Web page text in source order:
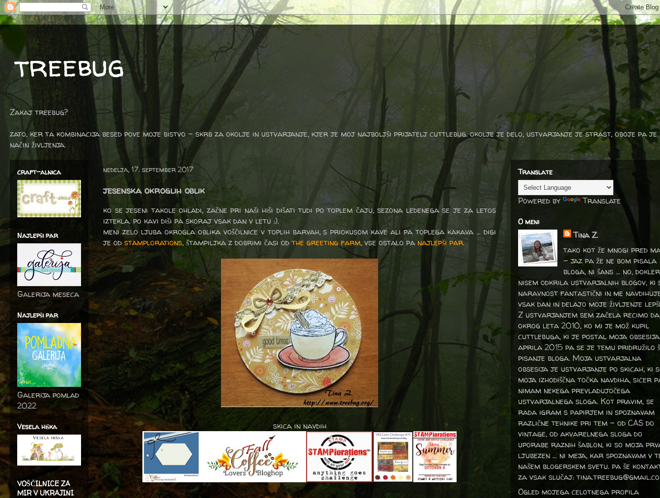
treebug
Zakaj treebug?
zato, ker ta kombinacija besed pove moje bistvo - skrb za okolje in ustvarjanje, kjer je moj najboljši prijatelj cuttlebug. okolje je delo, ustvarjanje je strast, oboje pa je
način življenja.
nedelja, 17. september 2017
jesenska okroglih oblik
ko se jeseni takole ohladi, začne pri naši hiši dišati tudi po toplem čaju, sezona ledenega se je za letos
iztekla. po kavi diši pa skoraj vsak dan v letu :).
meni zelo ljuba okrogla oblika voščilnice v toplih barvah, s priokusom kave ali pa toplega kakava ... digi
je odstamplorations, štampiljka z dobrimi časi odthe greeting farm, vse ostalo pa najlepši par.
skica in navdih
craft-alnica
Najlepši par
Galerija meseca
Najlepši par
Galerija pomlad
2022
Vesela hiška
VOŠČILNICE ZA
MIR V UKRAJINI
Translate
Powered by Translate
O meni
Tina Z.
tako kot že mnogi pred
- jaz pa že ne bom pisala
bloga, ni šans ... no, dokler
nisem odkrila ustvarjalnih blogov, ki
naravnost fantastični in me
vsak dan in delajo moje življenje
Z ustvarjanjem sem začela recimo da
okrog leta 2010, ko mi je mož kupil
cuttlebuga, ki je postal moja
aprila 2015 pa se je temu pridružilo
pisanje bloga. Moja ustvarjalna
obsesija je ustvarjanje po skicah, ki
moja izhodiščna točka navdiha, sicer
nimam nekega prevladujočega
ustvarjalnega sloga. Kot pravim, se
rada igram s papirjem in spoznavam
različne tehnike pri tem – od CAS do
vintage, od akvarelnega sloga do
uporabe raznih šablon, ki so moja
ljubezen … ni meja, kar spoznavam v
našem blogerskem svetu. pa še
za vsak slučaj:
Ogled mojega celotnega profila